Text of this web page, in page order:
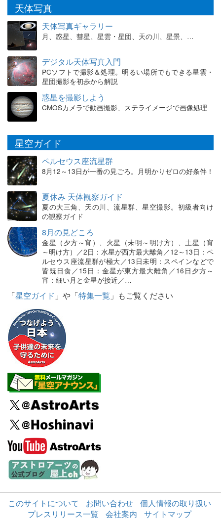
天体写真
天体写真ギャラリー
月、惑星、彗星、星雲・星団、天の川、星景、…
デジタル天体写真入門
PCソフトで撮影＆処理。明るい場所でもできる星雲・
星団撮影を初歩から解説
惑星を撮影しよう
CMOSカメラで動画撮影、ステライメージで画像処理
星空ガイド
ペルセウス座流星群
8月12～13日が一番の見ごろ。月明かりゼロの好条件！
夏休み 天体観察ガイド
夏の大三角、天の川、流星群、星空撮影。初級者向け
の観察ガイド
8月の見どころ
金星（夕方～宵）、火星（未明～明け方）、土星（宵
～明け方）／2日：水星が西方最大離角／12～13日：ペ
ルセウス座流星群が極大／13日未明：スペインなどで
皆既日食／15日：金星が東方最大離角／16日夕方～
宵：細い月と金星が接近／…
「星空ガイド 」や「特集一覧 」もご覧ください
このサイトについて お問い合わせ
個人情報の取り扱い
プレスリリース一覧
会社案内 サイトマップ